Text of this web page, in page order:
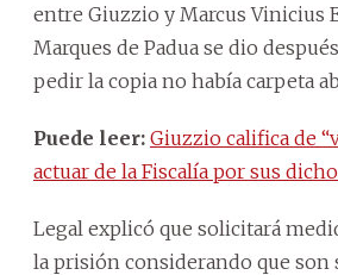
entre Giuzzio y Marcus Vinicius
Marques de Padua se dio
pedir la copia no había carpeta
Puede leer: Giuzzio califica de
actuar de la Fiscalía por sus
Legal explicó que solicitará
la prisión considerando que son